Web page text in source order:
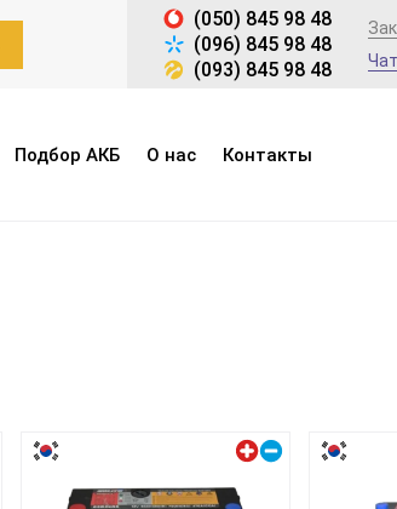
(050) 845 98 48
(096) 845 98 48
(093) 845 98 48
Подбор АКБ О нас Контакты